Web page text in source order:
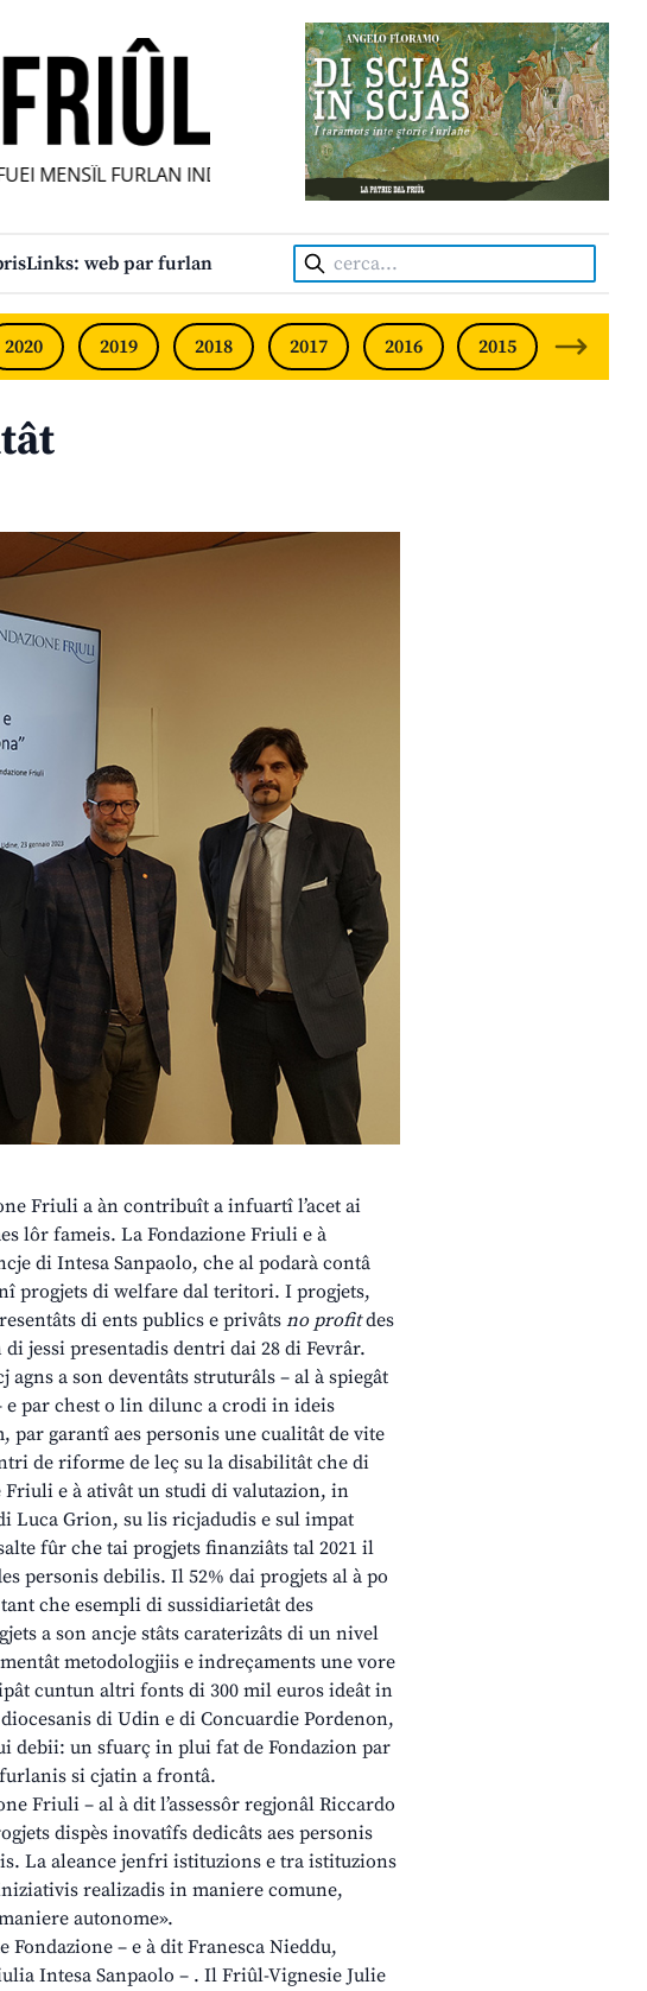
MENSÎL FURLAN INDIPENDENT • INDEPENDENT FRIULIAN MONTHLY •
Links: web par furlan Cerca:
2020 2019 2018 2017 2016 2015 2014
Friuli a àn contribuît a infuartî l’acet ai
lôr fameis. La Fondazione Friuli e à
di Intesa Sanpaolo, che al podarà contâ
progjets di welfare dal teritori. I progjets,
di ents publics e privâtsno profitdes
jessi presentadis dentri dai 28 di Fevrâr.
a son deventâts struturâls – al à spiegât
e par chest o lin dilunc a crodi in ideis
garantî aes personis une cualitât de vite
de riforme de leç su la disabilitât che di
Friuli e à ativât un studi di valutazion, in
Luca Grion, su lis ricjadudis e sul impat
fûr che tai progjets finanziâts tal 2021 il
personis debilis. Il 52% dai progjets al à po
che esempli di sussidiarietât des
a son ancje stâts caraterizâts di un nivel
metodologjiis e indreçaments une vore
cuntun altri fonts di 300 mil euros ideât in
di Udin e di Concuardie Pordenon,
debii: un sfuarç in plui fat de Fondazion par
si cjatin a frontâ.
Friuli – al à dit l’assessôr regjonâl Riccardo
dispès inovatîfs dedicâts aes personis
La aleance jenfri istituzions e tra istituzions
realizadis in maniere comune,
autonome».
Fondazione – e à dit Franesca Nieddu,
Intesa Sanpaolo – . Il Friûl-Vignesie Julie